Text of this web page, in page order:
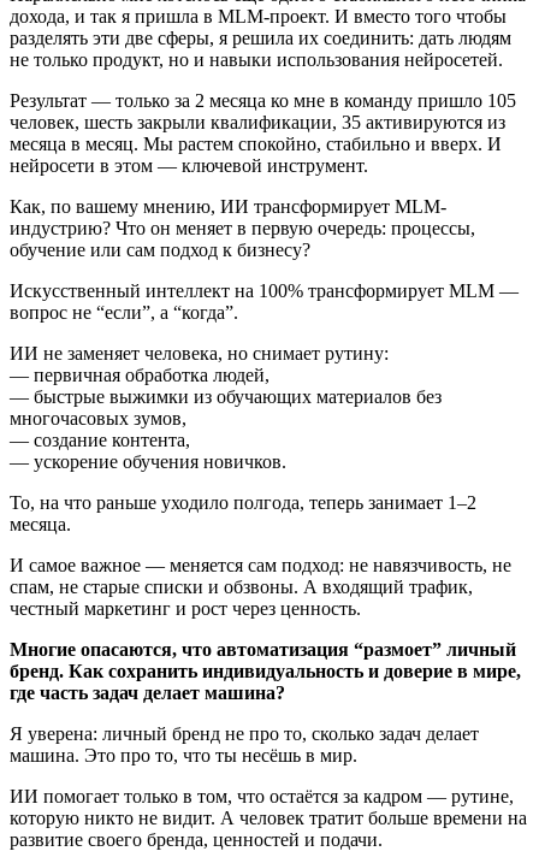
дохода, и так я пришла в MLM-проект. И вместо того чтобы
разделять эти две сферы, я решила их соединить: дать людям
не только продукт, но и навыки использования нейросетей.
Результат — только за 2 месяца ко мне в команду пришло 105
человек, шесть закрыли квалификации, 35 активируются из
месяца в месяц. Мы растем спокойно, стабильно и вверх. И
нейросети в этом — ключевой инструмент.
Как, по вашему мнению, ИИ трансформирует MLM-
индустрию? Что он меняет в первую очередь: процессы,
обучение или сам подход к бизнесу?
Искусственный интеллект на 100% трансформирует MLM —
вопрос не “если”, а “когда”.
ИИ не заменяет человека, но снимает рутину:
— первичная обработка людей,
— быстрые выжимки из обучающих материалов без
многочасовых зумов,
— создание контента,
— ускорение обучения новичков.
То, на что раньше уходило полгода, теперь занимает 1–2
месяца.
И самое важное — меняется сам подход: не навязчивость, не
спам, не старые списки и обзвоны. А входящий трафик,
честный маркетинг и рост через ценность.
Многие опасаются, что автоматизация “размоет” личный
бренд. Как сохранить индивидуальность и доверие в мире,
где часть задач делает машина?
Я уверена: личный бренд не про то, сколько задач делает
машина. Это про то, что ты несёшь в мир.
ИИ помогает только в том, что остаётся за кадром — рутине,
которую никто не видит. А человек тратит больше времени на
развитие своего бренда, ценностей и подачи.